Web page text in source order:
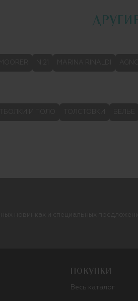
ПОКУПКИ
Весь каталог